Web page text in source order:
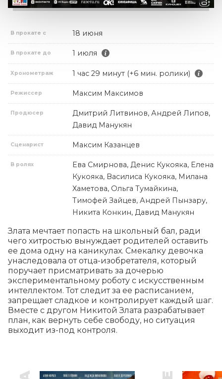
В прокате с 18 июня
В прокате до 1 июля
Хронометраж 1 час 29 минут (+6 мин. ролики)
Режиссер Максим Максимов
Продюсер
Дмитрий Литвинов, Андрей Липов,
Давид Манукян
Сценарист Максим Казанцев
В ролях
Ева Смирнова, Денис Кукояка, Елена
Кукояка, Василиса Кукояка, Милана
Хаметова, Ольга Тумайкина,
Тимофей Зайцев, Андрей Пынзару,
Никита Конкин, Давид Манукян
Злата мечтает попасть на школьный бал, ради
чего хитростью вынуждает родителей оставить
ее дома одну на каникулах. Смекалку девочка
унаследовала от отца-изобретателя, который
поручает присматривать за дочерью
экспериментальному роботу с искусственным
интеллектом. Тот следит за ее расписанием,
запрещает сладкое и контролирует каждый шаг.
Вместе с другом Никитой Злата разрабатывает
план, как вернуть себе свободу, но ситуация
выходит из-под контроля.